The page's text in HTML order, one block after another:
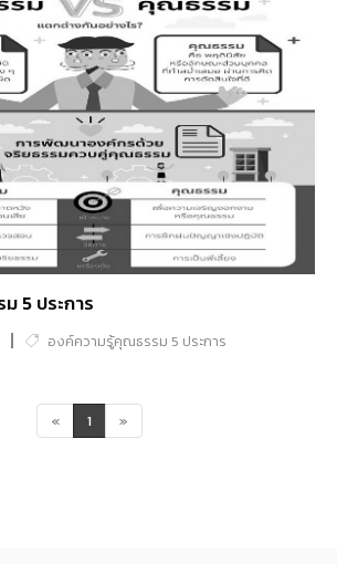
5 ประการ
องค์ความรู้คุณธรรม 5 ประการ
« 1 »